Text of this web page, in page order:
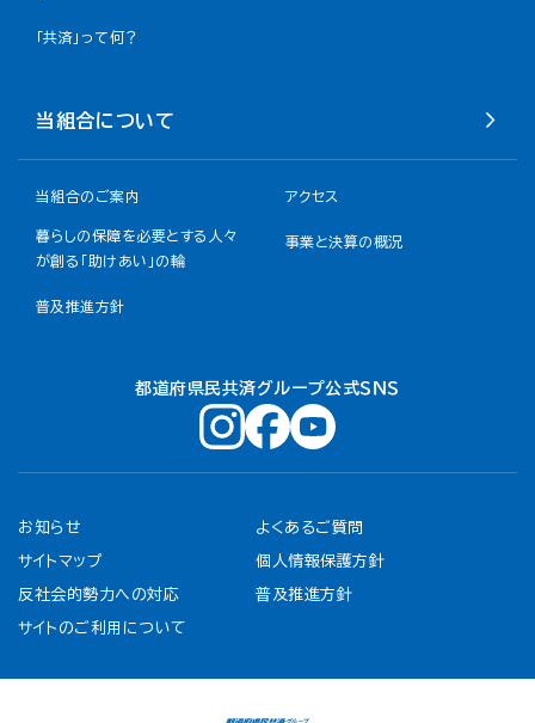
「共済」って何？
当組合について
当組合のご案内 アクセス
暮らしの保障を必要とする人々
が創る「助けあい」の輪
事業と決算の概況
普及推進方針
都道府県民共済グループ公式ＳＮＳ
お知らせ よくあるご質問
サイトマップ 個人情報保護方針
反社会的勢力への対応 普及推進方針
サイトのご利用について